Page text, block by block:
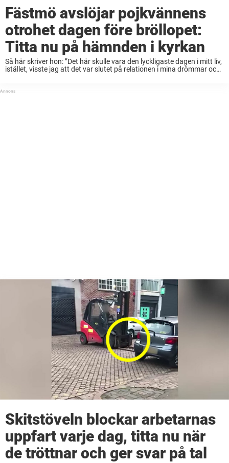
Fästmö avslöjar pojkvännens
otrohet dagen före bröllopet:
Titta nu på hämnden i kyrkan
Så här skriver hon: ”Det här skulle vara den lyckligaste dagen i mitt liv,
istället, visste jag att det var slutet på relationen i mina drömmar och
Skitstöveln blockar arbetarnas
uppfart varje dag, titta nu när
de tröttnar och ger svar på tal